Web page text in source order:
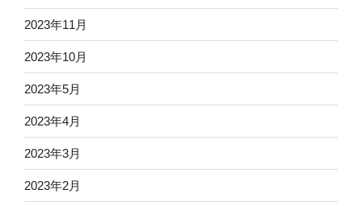
2023年11月
2023年10月
2023年5月
2023年4月
2023年3月
2023年2月